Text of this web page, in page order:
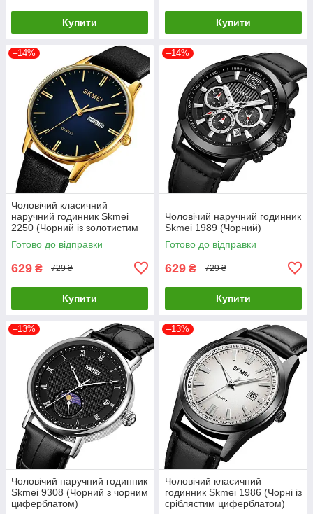
Купити Купити
–14%
Чоловічий класичний
наручний годинник Skmei
2250 (Чорний із золотистим
корпусом)
Готово до відправки
629 ₴ 729 ₴
Купити
–14%
Чоловічий наручний годинник
Skmei 1989 (Чорний)
Готово до відправки
629 ₴ 729 ₴
Купити
–13%
Чоловічий наручний годинник
Skmei 9308 (Чорний з чорним
циферблатом)
–13%
Чоловічий класичний
годинник Skmei 1986 (Чорні із
сріблястим циферблатом)